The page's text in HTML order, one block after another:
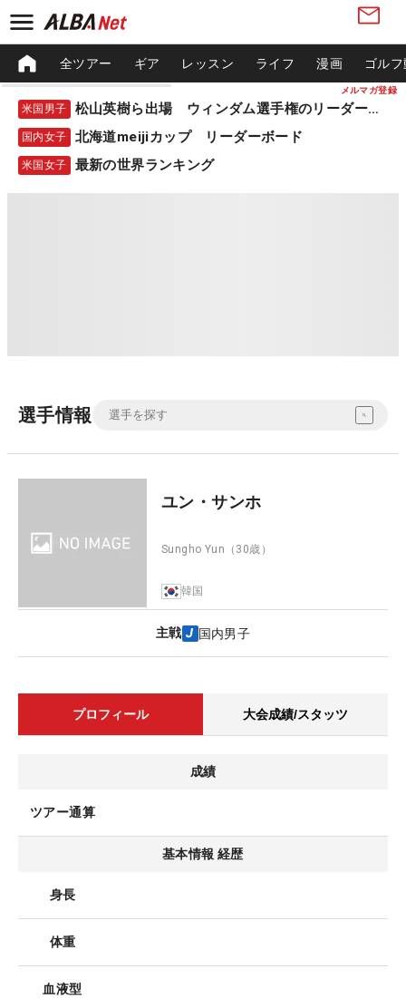
メルマガ登録
全ツアー ギア レッスン ライフ 漫画 ゴル
米国男子 松山英樹ら出場 ウィンダム選手権のリーダーボード
国内女子 北海道meijiカップ リーダーボード
米国女子 最新の世界ランキング
選手情報
ユン・サンホ
Sungho Yun （30歳）
韓国
主戦 国内男子
プロフィール 大会成績/スタッツ
成績
ツアー通算
基本情報 経歴
身長
体重
血液型